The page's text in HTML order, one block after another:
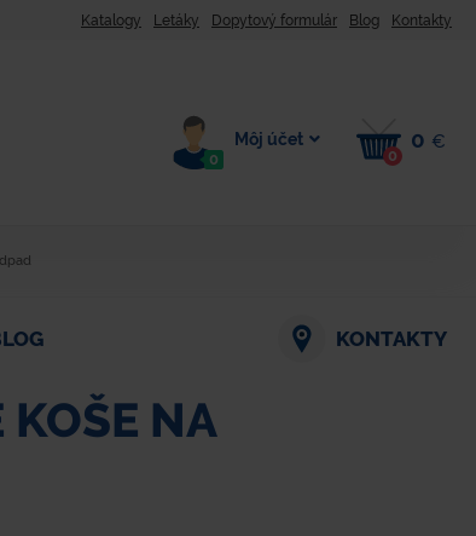
Katalogy Letáky Dopytový formulár Blog Kontakty
0
Môj účet
0
0 €
KONTAKTY
NA